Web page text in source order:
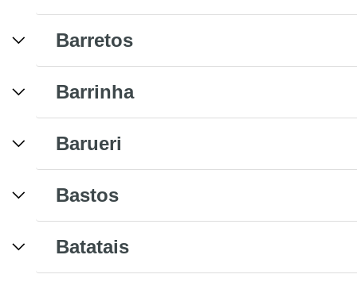
Barretos
Barrinha
Barueri
Bastos
Batatais